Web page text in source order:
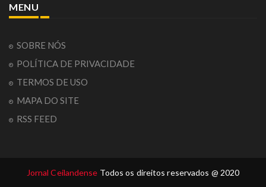
MENU
SOBRE NÓS
POLÍTICA DE PRIVACIDADE
TERMOS DE USO
MAPA DO SITE
RSS FEED
Jornal Ceilandense Todos os direitos reservados @ 2020